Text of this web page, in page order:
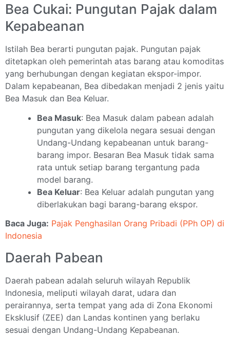
Bea Cukai: Pungutan Pajak dalam
Kepabeanan
Istilah Bea berarti pungutan pajak. Pungutan pajak
ditetapkan oleh pemerintah atas barang atau komoditas
yang berhubungan dengan kegiatan ekspor-impor.
Dalam kepabeanan, Bea dibedakan menjadi 2 jenis yaitu
Bea Masuk dan Bea Keluar.
Bea Masuk: Bea Masuk dalam pabean adalah
pungutan yang dikelola negara sesuai dengan
Undang-Undang kepabeanan untuk barang-
barang impor. Besaran Bea Masuk tidak sama
rata untuk setiap barang tergantung pada
model barang.
Bea Keluar: Bea Keluar adalah pungutan yang
diberlakukan bagi barang-barang ekspor.
Baca Juga: Pajak Penghasilan Orang Pribadi (PPh OP) di
Indonesia
Daerah Pabean
Daerah pabean adalah seluruh wilayah Republik
Indonesia, meliputi wilayah darat, udara dan
perairannya, serta tempat yang ada di Zona Ekonomi
Eksklusif (ZEE) dan Landas kontinen yang berlaku
sesuai dengan Undang-Undang Kepabeanan.